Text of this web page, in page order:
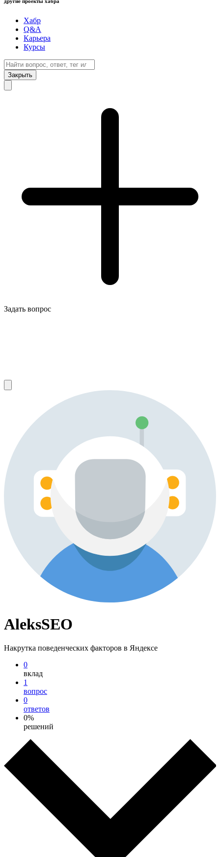
Хабр
Q&A
Карьера
Курсы
Закрыть
Задать вопрос
AleksSEO
Накрутка поведенческих факторов в Яндексе
0
вклад
1
вопрос
0
ответов
0%
решений